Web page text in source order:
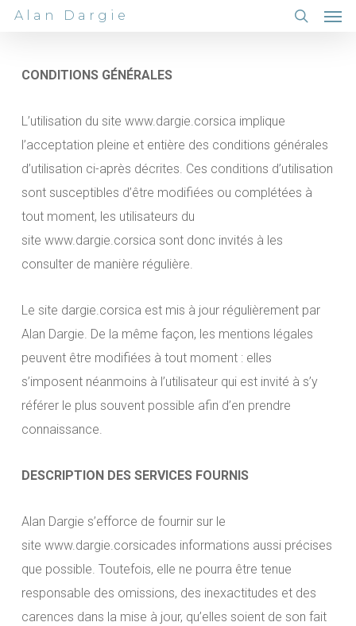
Skip
content
Alan Dargie
CONDITIONS GÉNÉRALES
L’utilisation du site www.dargie.corsica implique
l’acceptation pleine et entière des conditions générales
d’utilisation ci-après décrites. Ces conditions d’utilisation
sont susceptibles d’être modifiées ou complétées à
tout moment, les utilisateurs du
site www.dargie.corsica sont donc invités à les
consulter de manière régulière.
Le site dargie.corsica est mis à jour régulièrement par
Alan Dargie. De la même façon, les mentions légales
peuvent être modifiées à tout moment : elles
s’imposent néanmoins à l’utilisateur qui est invité à s’y
référer le plus souvent possible afin d’en prendre
connaissance.
DESCRIPTION DES SERVICES FOURNIS
Alan Dargie s’efforce de fournir sur le
site www.dargie.corsicades informations aussi précises
que possible. Toutefois, elle ne pourra être tenue
responsable des omissions, des inexactitudes et des
carences dans la mise à jour, qu’elles soient de son fait